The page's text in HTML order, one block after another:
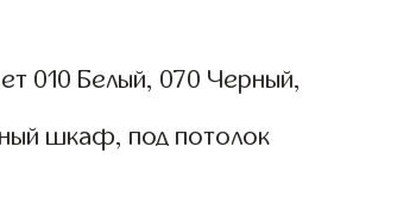
010 Белый, 070 Черный,
шкаф, под потолок